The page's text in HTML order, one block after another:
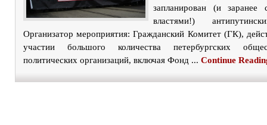
запланирован (и заранее
властями!)
Организатор мероприятия: Гражданский Комитет (ГК),
участии большого количества петербургских
политических организаций, включая Фонд ... Continue